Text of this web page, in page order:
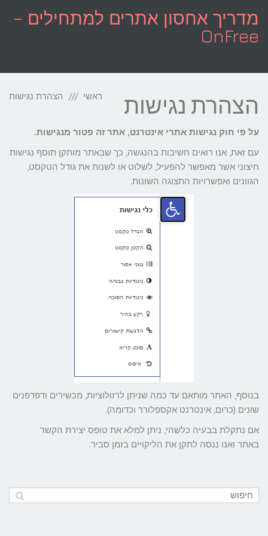
מדריך אחסון אתרים למתחילים –
OnFree
ראשי הצהרת נגישות הצהרת נגישות
על פי חוק נגישות אתרי אינטרנט, אתר זה פטור מנגישות.
עם זאת, אנו רואים חשיבות בהנגשה, כך שבאתר מותקן תוסף נגישות
חיצוני אשר מאפשר להפעיל, לשלוט או לשנות את גודל הטקסט,
הגוונים ואפשרויות התצוגה השונות.
בנוסף, האתר מותאם עד כמה שניתן לרזולוציות, מכשירים ודפדפנים
שונים (כרום, אינטרנט אקספלורר וכדומה).
אם נתקלת בבעיה כלשהי, ניתן למלא את טופס יצירת הקשר
באתר ואנו ננסה לתקן את הליקויים בזמן סביר.